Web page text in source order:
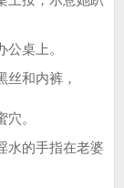
桌上。
和内裤，
。
的手指在老婆